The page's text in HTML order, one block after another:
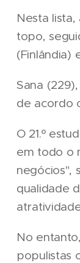
Nesta
topo,
(Finlândia)
Sana
de acordo
O 21.º
em todo o
negócios",
qualidade
No
populistas